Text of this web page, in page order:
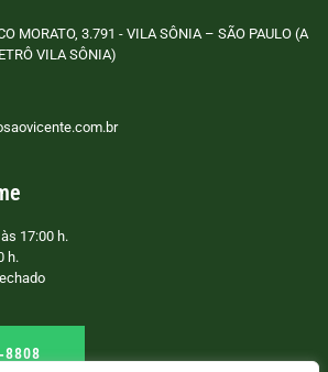
MORATO, 3.791 - VILA SÔNIA – SÃO PAULO (A
VILA SÔNIA)
17:00 h.
h.